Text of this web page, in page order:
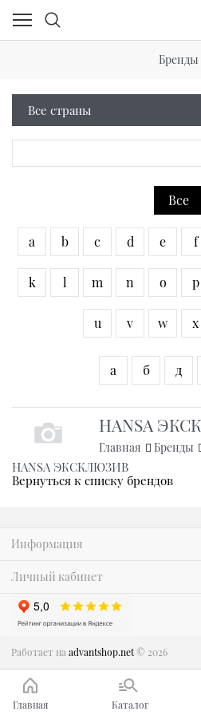
Бренды
Все
a b c d e f
k l m n o p
u v w x
а б д
HANSA
Главная Бренды
HANSA ЭКСКЛЮЗИВ
Вернуться к списку брендов
Информация
Личный кабинет
Работает на advantshop.net© 2026
Главная Каталог